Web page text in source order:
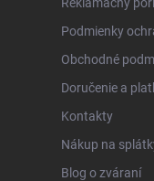
Podmienky
Obchodné
Doručenie a
Kontakty
Nákup na
Blog o zváraní